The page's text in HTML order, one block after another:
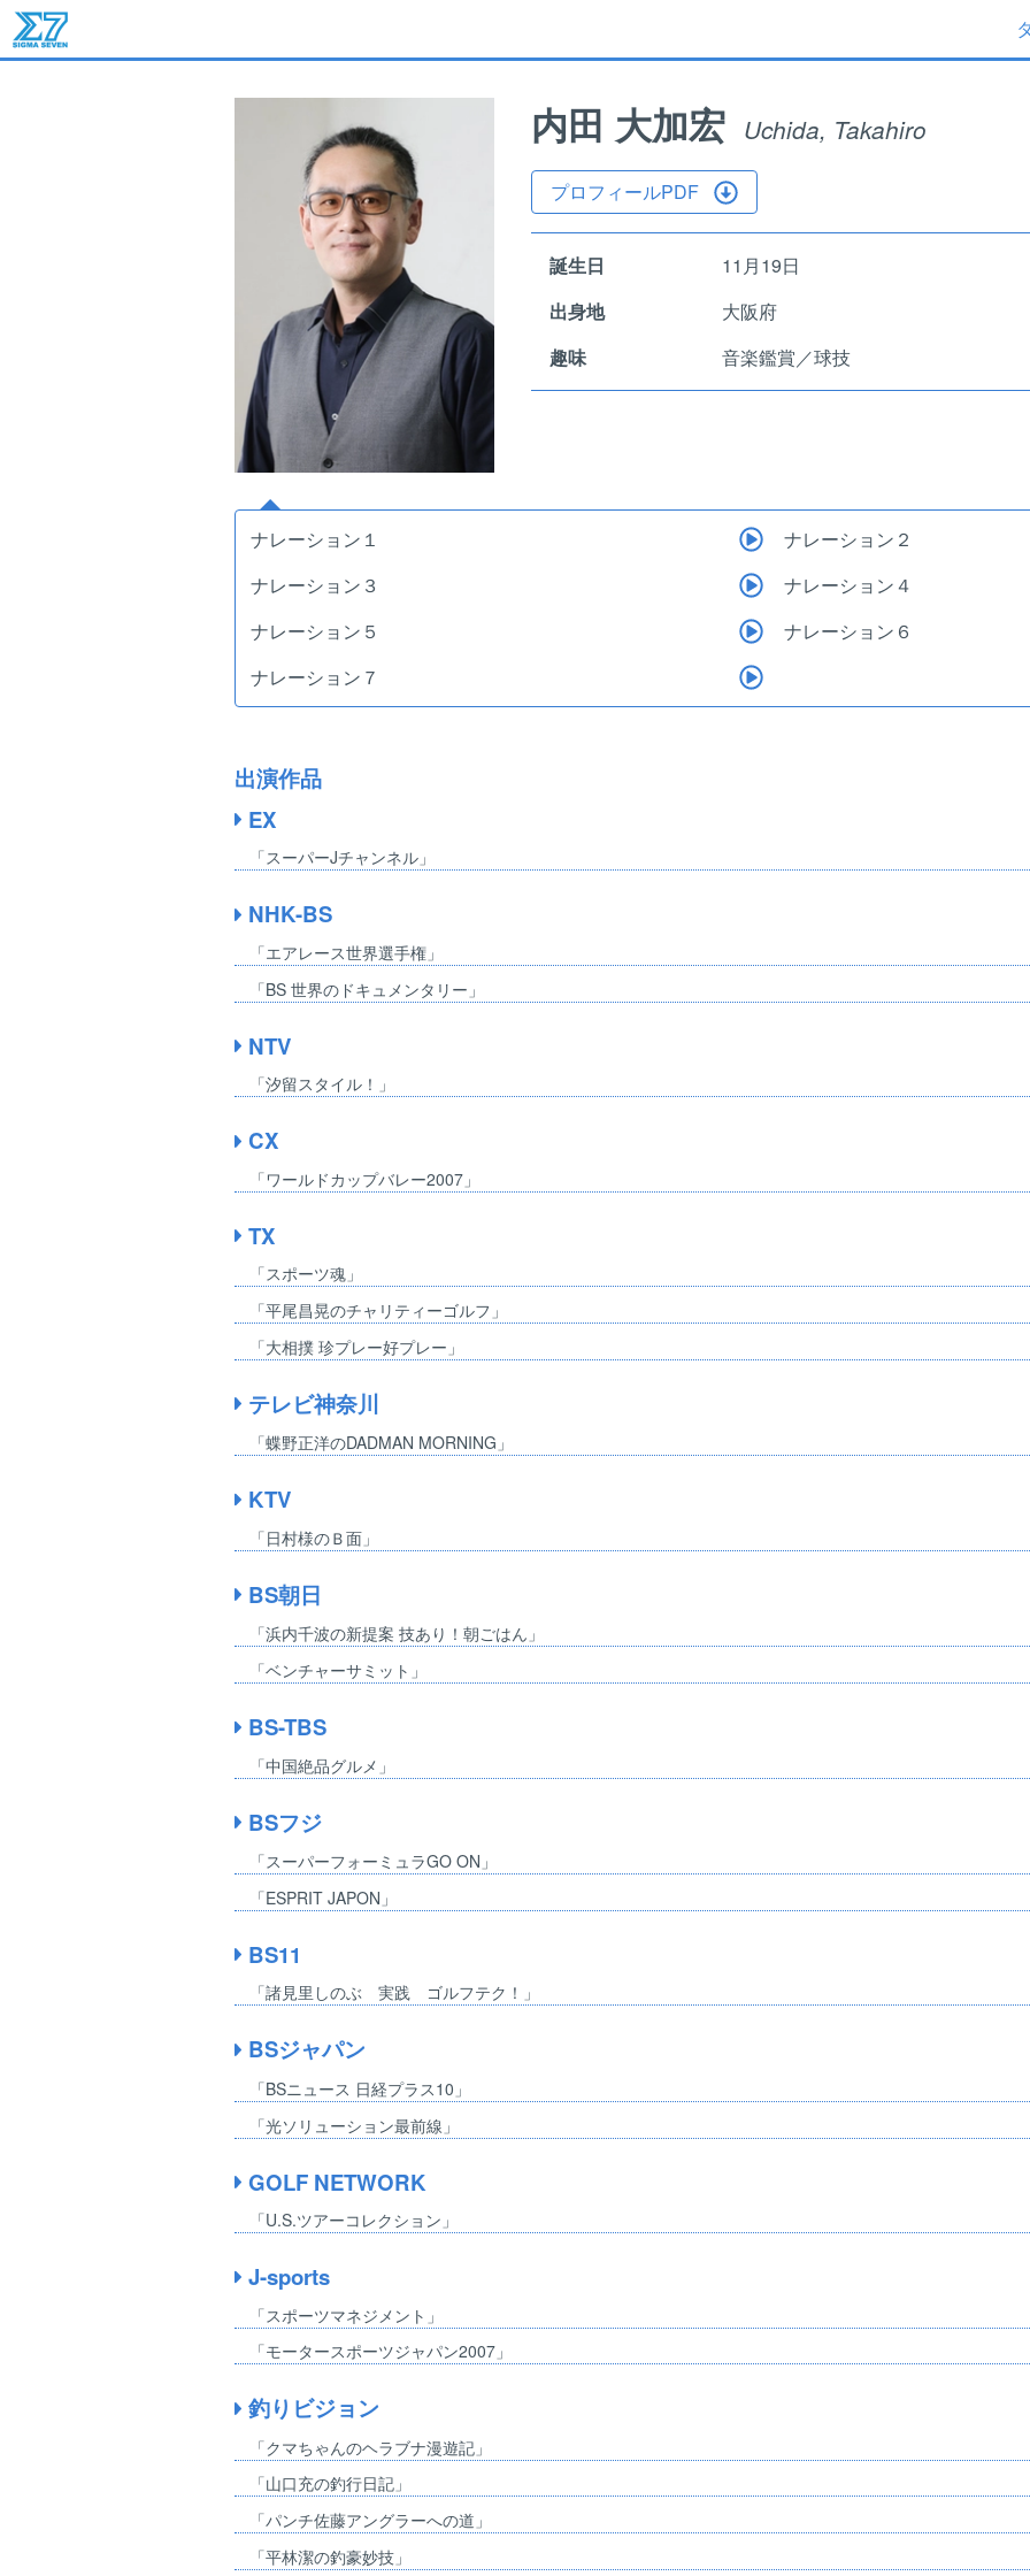
内田 大加宏 Uchida, Takahiro
プロフィールPDF
誕生日
11月19日
出身地
大阪府
趣味
音楽鑑賞／球技
ナレーション１
ナレーション２
ナレーション３
ナレーション４
ナレーション５
ナレーション６
ナレーション７
出演作品
EX
「スーパーJチャンネル」
NHK-BS
「エアレース世界選手権」
「BS 世界のドキュメンタリー」
NTV
「汐留スタイル！」
CX
「ワールドカップバレー2007」
TX
「スポーツ魂」
「平尾昌晃のチャリティーゴルフ」
「大相撲 珍プレー好プレー」
テレビ神奈川
「蝶野正洋のDADMAN MORNING」
KTV
「日村様のＢ面」
BS朝日
「浜内千波の新提案 技あり！朝ごはん」
「ベンチャーサミット」
BS-TBS
「中国絶品グルメ」
BSフジ
「スーパーフォーミュラGO ON」
「ESPRIT JAPON」
BS11
「諸見里しのぶ 実践 ゴルフテク！」
BSジャパン
「BSニュース 日経プラス10」
「光ソリューション最前線」
GOLF NETWORK
「U.S.ツアーコレクション」
J-sports
「スポーツマネジメント」
「モータースポーツジャパン2007」
釣りビジョン
「クマちゃんのヘラブナ漫遊記」
「山口充の釣行日記」
「パンチ佐藤アングラーへの道」
「平林潔の釣豪妙技」